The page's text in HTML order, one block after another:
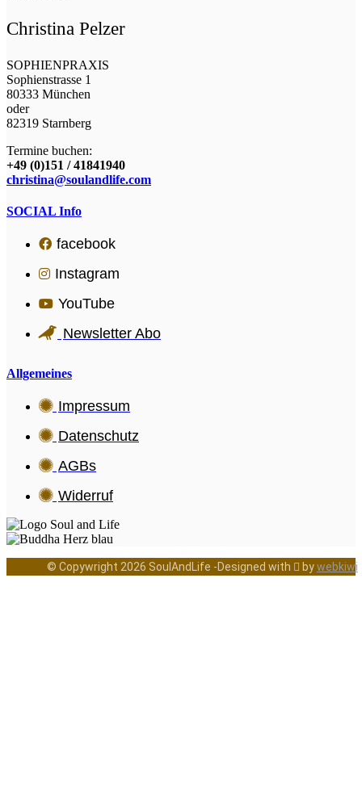
Christina Pelzer
SOPHIENPRAXIS
Sophienstrasse 1
80333 München
oder
82319 Starnberg
Termine buchen:
+49 (0)151 / 41841940
christina@soulandlife.com
SOCIAL Info
facebook
Instagram
YouTube
Newsletter Abo
Allgemeines
Impressum
Datenschutz
AGBs
Widerruf
© Copywright 2026 SoulAndLife -Designed with  bywebkiwi